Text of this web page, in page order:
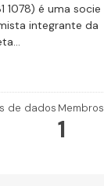
1078) é uma socie
integrante da
de dados Membros
1